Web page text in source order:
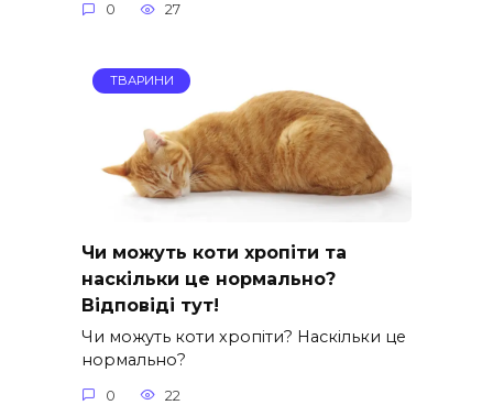
0 27
ТВАРИНИ
Чи можуть коти хропіти та
наскільки це нормально?
Відповіді тут!
Чи можуть коти хропіти? Наскільки це
нормально?
0 22